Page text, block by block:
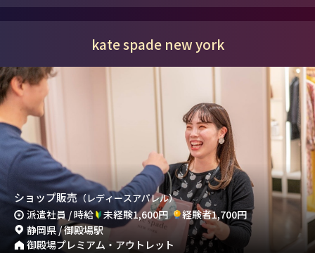
kate spade new york
ショップ販売 （レディースアパレル）
派遣社員 / 時給 未経験1,600円
経験者1,700円
静岡県 / 御殿場駅
御殿場プレミアム・アウトレット